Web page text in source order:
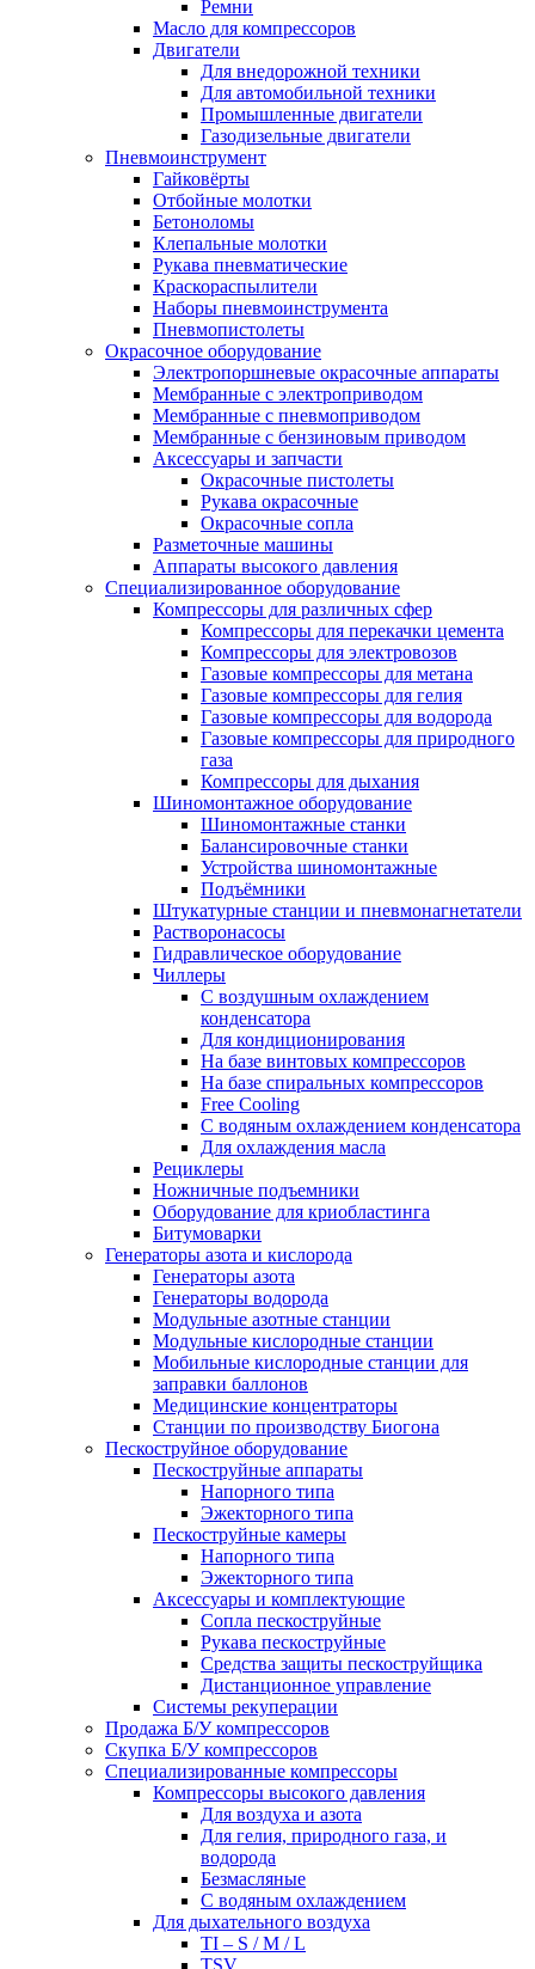
Ремни
Масло для компрессоров
Двигатели
Для внедорожной техники
Для автомобильной техники
Промышленные двигатели
Газодизельные двигатели
Пневмоинструмент
Гайковёрты
Отбойные молотки
Бетоноломы
Клепальные молотки
Рукава пневматические
Краскораспылители
Наборы пневмоинструмента
Пневмопистолеты
Окрасочное оборудование
Электропоршневые окрасочные аппараты
Мембранные с электроприводом
Мембранные с пневмоприводом
Мембранные с бензиновым приводом
Аксессуары и запчасти
Окрасочные пистолеты
Рукава окрасочные
Окрасочные сопла
Разметочные машины
Аппараты высокого давления
Специализированное оборудование
Компрессоры для различных сфер
Компрессоры для перекачки цемента
Компрессоры для электровозов
Газовые компрессоры для метана
Газовые компрессоры для гелия
Газовые компрессоры для водорода
Газовые компрессоры для природного
газа
Компрессоры для дыхания
Шиномонтажное оборудование
Шиномонтажные станки
Балансировочные станки
Устройства шиномонтажные
Подъёмники
Штукатурные станции и пневмонагнетатели
Растворонасосы
Гидравлическое оборудование
Чиллеры
С воздушным охлаждением
конденсатора
Для кондиционирования
На базе винтовых компрессоров
На базе спиральных компрессоров
Free Cooling
С водяным охлаждением конденсатора
Для охлаждения масла
Рециклеры
Ножничные подъемники
Оборудование для криобластинга
Битумоварки
Генераторы азота и кислорода
Генераторы азота
Генераторы водорода
Модульные азотные станции
Модульные кислородные станции
Мобильные кислородные станции для
заправки баллонов
Медицинские концентраторы
Станции по производству Биогона
Пескоструйное оборудование
Пескоструйные аппараты
Напорного типа
Эжекторного типа
Пескоструйные камеры
Напорного типа
Эжекторного типа
Аксессуары и комплектующие
Сопла пескоструйные
Рукава пескоструйные
Средства защиты пескоструйщика
Дистанционное управление
Системы рекуперации
Продажа Б/У компрессоров
Скупка Б/У компрессоров
Специализированные компрессоры
Компрессоры высокого давления
Для воздуха и азота
Для гелия, природного газа, и
водорода
Безмасляные
С водяным охлаждением
Для дыхательного воздуха
TI – S / M / L
TSV